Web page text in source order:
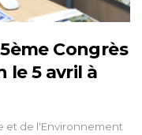
Congrès
le 5 avril à
et de l'Environnement